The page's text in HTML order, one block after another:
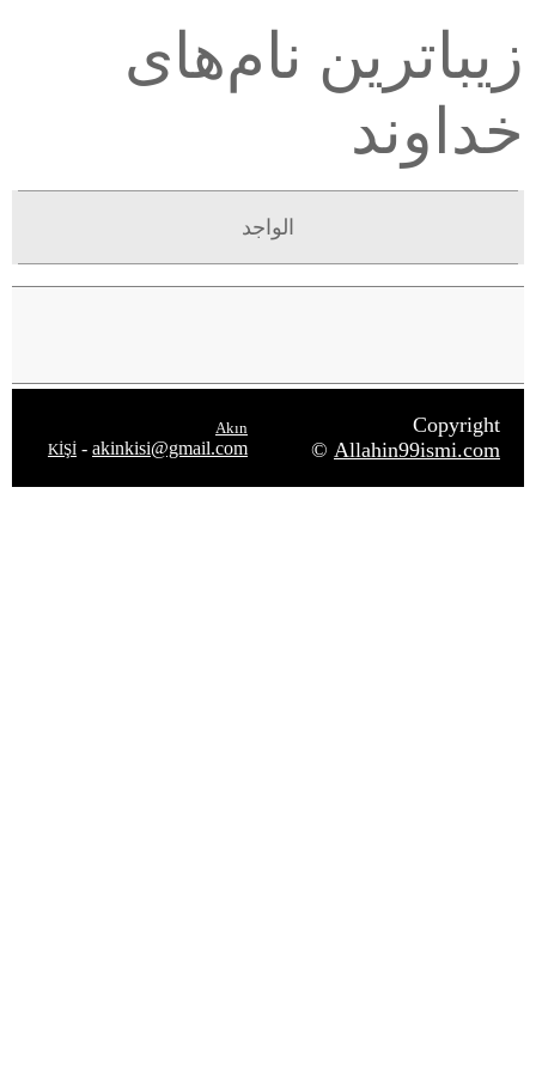
زیباترین نام‌های
خداوند
الواجد
Copyright
© Allahin99ismi.com
Akın
KİŞİ - akinkisi@gmail.com